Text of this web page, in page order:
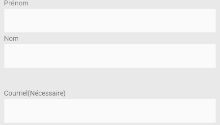
Prénom
Nom
Courriel (Nécessaire)